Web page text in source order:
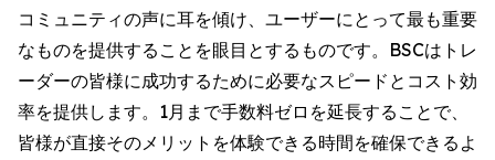
コミュニティの声に耳を傾け、ユーザーにとって最も重要
なものを提供することを眼目とするものです。BSCはトレ
ーダーの皆様に成功するために必要なスピードとコスト効
率を提供します。1月まで手数料ゼロを延長することで、
皆様が直接そのメリットを体験できる時間を確保できるよ